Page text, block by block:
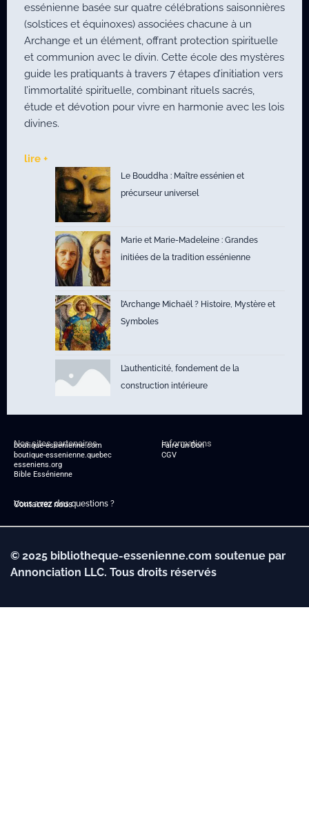
essénienne basée sur quatre célébrations saisonnières
(solstices et équinoxes) associées chacune à un
Archange et un élément, offrant protection spirituelle
et communion avec le divin. Cette école des mystères
guide les pratiquants à travers 7 étapes d’initiation vers
l’immortalité spirituelle, combinant rituels sacrés,
étude et dévotion pour vivre en harmonie avec les lois
divines.
lire +
Le Bouddha : Maître essénien et
précurseur universel
Marie et Marie-Madeleine : Grandes
initiées de la tradition essénienne
l’Archange Michaël ? Histoire, Mystère et
Symboles
L’authenticité, fondement de la
construction intérieure
Nos sites partenaires
boutique-essenienne.com
boutique-essenienne.quebec
esseniens.org
Bible Essénienne
Informations
Faire un Don
CGV
Vous avez des questions ?
Contactez nous
© 2025 bibliotheque-essenienne.com soutenue par
Annonciation LLC. Tous droits réservés